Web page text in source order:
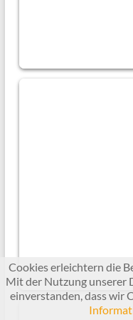
Cookies erleichtern die
Mit der Nutzung unserer
einverstanden, dass wir